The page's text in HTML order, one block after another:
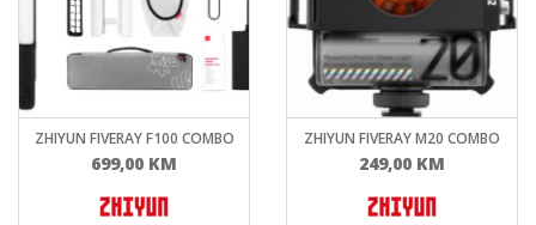
ZHIYUN FIVERAY F100 COMBO
699,00 KM
ZHIYUN FIVERAY M20 COMBO
249,00 KM